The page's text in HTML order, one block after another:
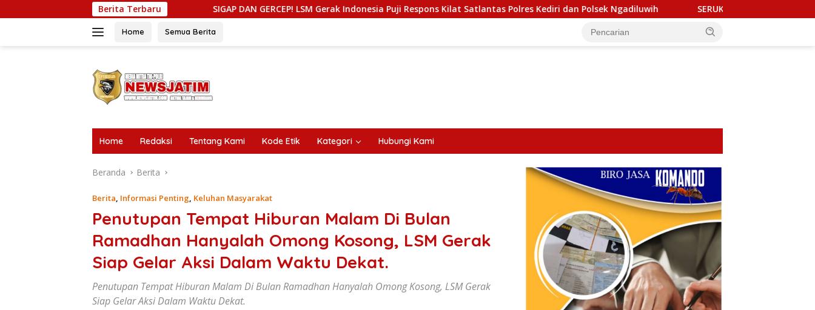
ke
Berita Terbaru
SIGAP DAN GERCEP! LSM Gerak Indonesia Puji Respons Kilat Satlantas Polres Kediri dan Polsek Ngadiluwih SERUKAN MARTABAT PERS! Aliansi Wartawan
Home Semua Berita
Home Redaksi Tentang Kami Kode Etik Kategori Hubungi Kami
Beranda Berita
Berita, Informasi Penting, Keluhan Masyarakat
Penutupan Tempat Hiburan Malam Di Bulan
Ramadhan Hanyalah Omong Kosong, LSM Gerak
Siap Gelar Aksi Dalam Waktu Dekat.
Penutupan Tempat Hiburan Malam Di Bulan Ramadhan Hanyalah Omong Kosong, LSM Gerak
Siap Gelar Aksi Dalam Waktu Dekat.